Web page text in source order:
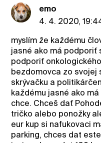
emo
4. 4. 2020,
myslím že každému
jasné ako má podporiť
podporiť
bezdomovca zo svojej
skrývačku a
každému jasné ako
chce. Chceš dať
tričko alebo ponožky
eur kup si nafukovaci
parking, chces dat